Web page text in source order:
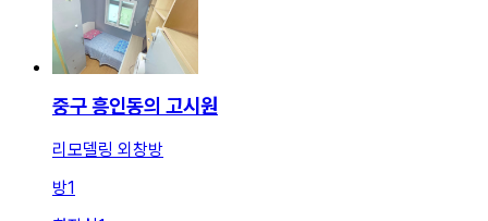
중구 흥인동의 고시원
리모델링 외창방
방1